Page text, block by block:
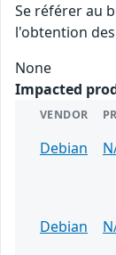
Se référer au
l'obtention
None
Impacted
VENDOR
Debian
Debian